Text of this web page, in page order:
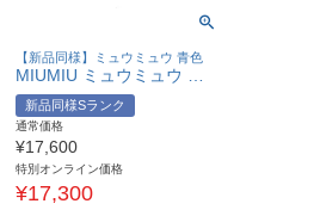
【新品同様】ミュウミュウ 青色
MIUMIU ミュウミュウ ロゴ 靴 スリッポン フラット エスパドリーユ コットン レディース ブルー 新品同様 【中古】
新品同様Sランク
通常価格
¥17,600
特別オンライン価格
¥17,300